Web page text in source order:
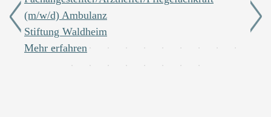
(m/w/d) Ambulanz
Stiftung Waldheim
Mehr erfahren